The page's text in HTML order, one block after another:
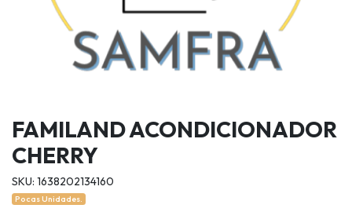
FAMILAND ACONDICIONADOR
CHERRY
SKU: 1638202134160
Pocas Unidades.